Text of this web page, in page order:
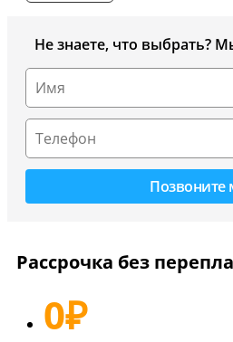
Не знаете, что выбрать?
Рассрочка без
0₽